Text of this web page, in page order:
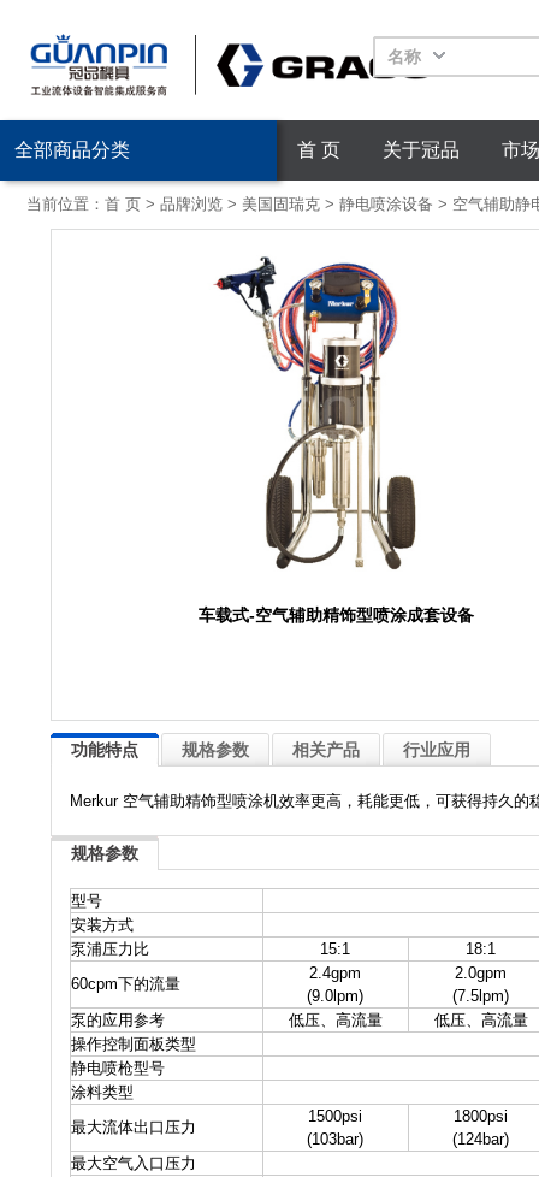
名称
首 页 关于冠品 市
全部商品分类
当前位置： 首 页> 品牌浏览> 美国固瑞克> 静电喷涂设备 > 空气辅助静
车载式-空气辅助精饰型喷涂成套设备
功能特点 规格参数 相关产品 行业应用
Merkur 空气辅助精饰型喷涂机效率更高，耗能更低，可获得持久
规格参数
型号
安装方式
泵浦压力比
15:1
18:1
60cpm下的流量
2.4gpm
(9.0lpm)
2.0gpm
(7.5lpm)
泵的应用参考
低压、高流量
低压、高流量
操作控制面板类型
静电喷枪型号
涂料类型
最大流体出口压力
1500psi
(103bar)
1800psi
(124bar)
最大空气入口压力